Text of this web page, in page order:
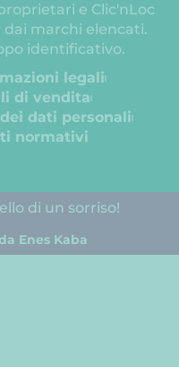
e Clic'nLoc
marchi elencati.
identificativo.
legali
di vendita
dati personali
normativi
di un sorriso!
Enes Kaba